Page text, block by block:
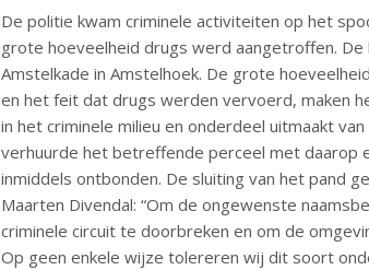
o
k
p
p
De politie kwam criminele activiteiten op het
grote hoeveelheid drugs werd aangetroffen.
Amstelkade in Amstelhoek. De grote
en het feit dat drugs werden vervoerd, maken
in het criminele milieu en onderdeel uitmaakt
verhuurde het betreffende perceel met daarop
inmiddels ontbonden. De sluiting van het pand
Maarten Divendal: “Om de ongewenste
criminele circuit te doorbreken en om de
Op geen enkele wijze tolereren wij dit soort